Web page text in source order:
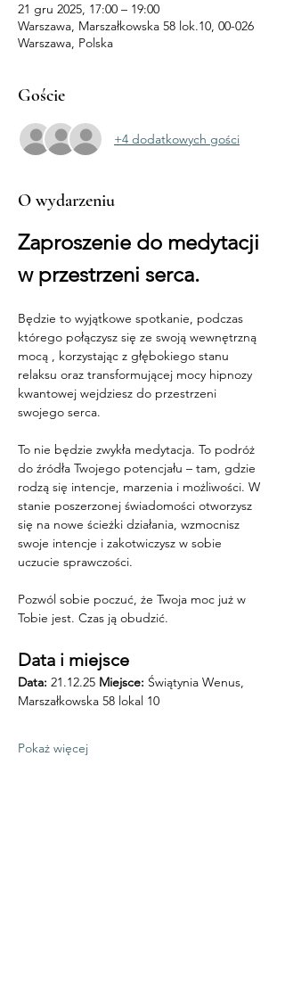
21 gru 2025, 17:00 – 19:00
Warszawa, Marszałkowska 58 lok.10, 00-026
Warszawa, Polska
Goście
+4 dodatkowych gości
O wydarzeniu
Zaproszenie do medytacji
w przestrzeni serca.
Będzie to wyjątkowe spotkanie, podczas
którego połączysz się ze swoją wewnętrzną
mocą , korzystając z głębokiego stanu
relaksu oraz transformującej mocy hipnozy
kwantowej wejdziesz do przestrzeni
swojego serca.
To nie będzie zwykła medytacja. To podróż
do źródła Twojego potencjału – tam, gdzie
rodzą się intencje, marzenia i możliwości. W
stanie poszerzonej świadomości otworzysz
się na nowe ścieżki działania, wzmocnisz
swoje intencje i zakotwiczysz w sobie
uczucie sprawczości.
Pozwól sobie poczuć, że Twoja moc już w
Tobie jest. Czas ją obudzić.
Data i miejsce
Data: 21.12.25 Miejsce: Świątynia Wenus,
Marszałkowska 58 lokal 10
Pokaż więcej